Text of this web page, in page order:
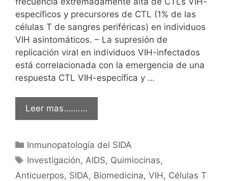
específicos y precursores de CTL (1% de las
células T de sangres periféricas) en individuos
VIH asintomáticos. – La supresión de
replicación viral en individuos VIH-infectados
está correlacionada con la emergencia de una
respuesta CTL VIH-específica y …
Leer mas……….
Categorías
Inmunopatología del SIDA
Etiquetas
Investigación,AIDS, Quimiocinas,
Anticuerpos, SIDA, Biomedicina, VIH, Células T